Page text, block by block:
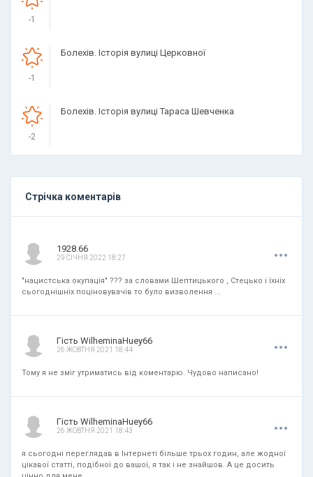
-1
-1
Болехів. Історія вулиці Церковної
-2
Болехів. Історія вулиці Тараса Шевченка
Стрічка коментарів
1928.66
29 СІЧНЯ 2022 18:27 ...
"нацистська окупація" ??? за словами Шептицького , Стецько і їхніх
сьогоднішніх поціновувачів то було визволення ...
Гість WilheminaHuey66
26 ЖОВТНЯ 2021 18:44 ...
Тому я не зміг утриматись від коментарю. Чудово написано!
Гість WilheminaHuey66
26 ЖОВТНЯ 2021 18:43 ...
я сьогодні переглядав в Інтернеті більше трьох годин, але жодної
цікавої статті, подібної до вашої, я так і не знайшов. А це досить